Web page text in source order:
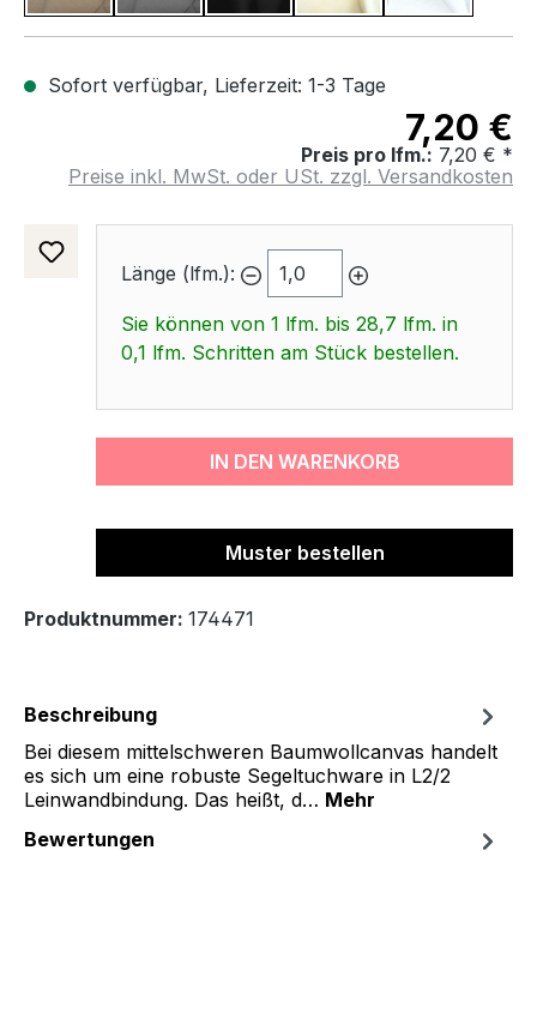
Sofort verfügbar, Lieferzeit: 1-3 Tage
7,20 €
Preis pro lfm.: 7,20 € *
Preise inkl. MwSt. oder USt. zzgl. Versandkosten
Länge (lfm.):
Sie können von 1 lfm. bis 28,7 lfm. in
0,1 lfm. Schritten am Stück bestellen.
IN DEN WARENKORB
Muster bestellen
Produktnummer: 174471
Beschreibung
Bei diesem mittelschweren Baumwollcanvas handelt
es sich um eine robuste Segeltuchware in L2/2
Leinwandbindung. Das heißt, d… Mehr
Bewertungen